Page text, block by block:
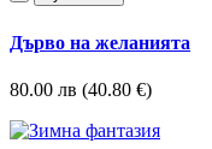
Дърво на желанията
80.00 лв (40.80 €)